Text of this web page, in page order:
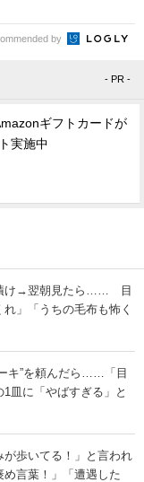
by
- PR -
ギフトカードが
実施中
け→翌朝見たら…… 目
」「うちの毛布も怖く
キ”を頼んだら……「目
皿に「やばすぎる」と
歩いてる！」と言われ
言葉！」「遭遇した